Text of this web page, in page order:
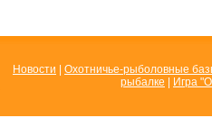
Новости
Охотничье-рыболовные
рыбалке
Игра